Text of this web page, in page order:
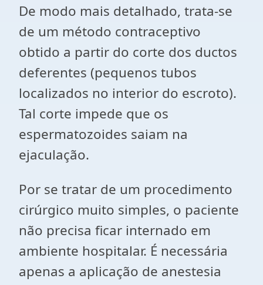
De modo mais detalhado, trata-se
de um método contraceptivo
obtido a partir do corte dos ductos
deferentes (pequenos tubos
localizados no interior do escroto).
Tal corte impede que os
espermatozoides saiam na
ejaculação.
Por se tratar de um procedimento
cirúrgico muito simples, o paciente
não precisa ficar internado em
ambiente hospitalar. É necessária
apenas a aplicação de anestesia